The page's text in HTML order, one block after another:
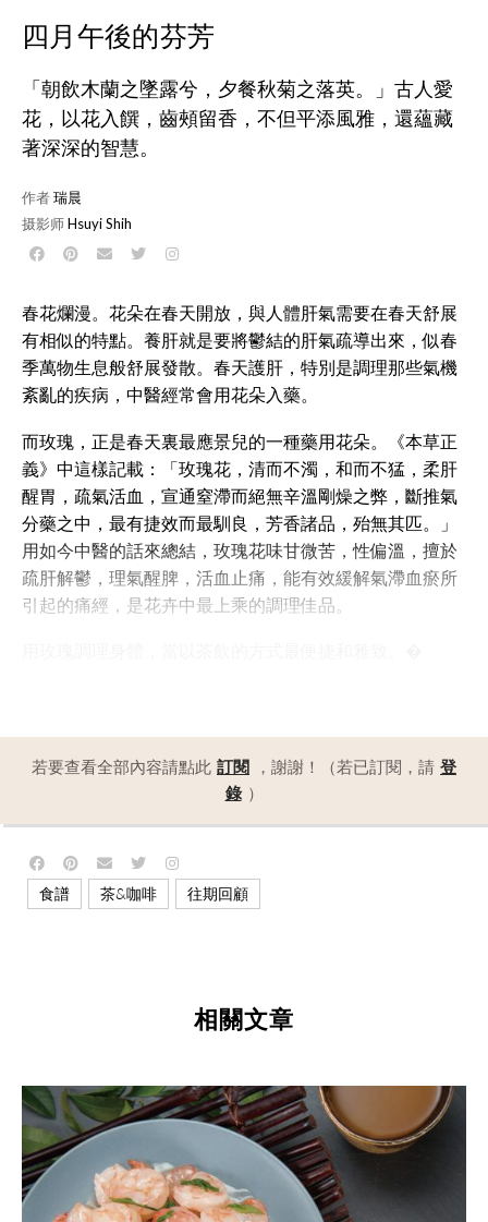
四月午後的芬芳
「朝飲木蘭之墜露兮，夕餐秋菊之落英。」古人愛
花，以花入饌，齒頰留香，不但平添風雅，還蘊藏
著深深的智慧。
作者瑞晨
摄影师Hsuyi Shih
春花爛漫。花朵在春天開放，與人體肝氣需要在春天舒展
有相似的特點。養肝就是要將鬱結的肝氣疏導出來，似春
季萬物生息般舒展發散。春天護肝，特別是調理那些氣機
紊亂的疾病，中醫經常會用花朵入藥。
而玫瑰，正是春天裏最應景兒的一種藥用花朵。《本草正
義》中這樣記載：「玫瑰花，清而不濁，和而不猛，柔肝
醒胃，疏氣活血，宣通窒滯而絕無辛溫剛燥之弊，斷推氣
分藥之中，最有捷效而最馴良，芳香諸品，殆無其匹。」
用如今中醫的話來總結，玫瑰花味甘微苦，性偏溫，擅於
疏肝解鬱，理氣醒脾，活血止痛，能有效緩解氣滯血瘀所
引起的痛經，是花卉中最上乘的調理佳品。
若要查看全部內容請點此 訂閱 ，謝謝！（若已訂閱，請 登
錄 ）
食譜 茶&咖啡 往期回顧
相關文章